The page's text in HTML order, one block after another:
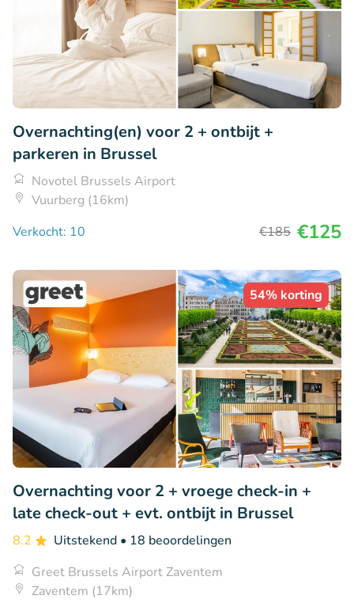
Overnachting(en) voor 2 + ontbijt +
parkeren in Brussel
Novotel Brussels Airport
Vuurberg (16km)
Verkocht: 10
€185 €125
54% korting
Overnachting voor 2 + vroege check-in +
late check-out + evt. ontbijt in Brussel
8.2 Uitstekend • 18 beoordelingen
Greet Brussels Airport Zaventem
Zaventem (17km)